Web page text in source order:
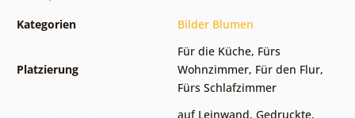
Kategorien Bilder Blumen
Platzierung
Für die Küche, Fürs
Wohnzimmer, Für den Flur,
Fürs Schlafzimmer
auf Leinwand, Gedruckte,